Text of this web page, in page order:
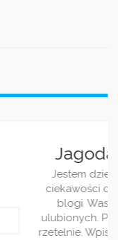
z racji pracy i
różnorakie
z moich
bardzo ciekawie i
się regularnie